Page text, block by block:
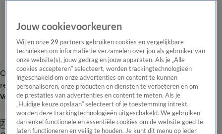
Overzicht Laatste nieuws Regionieuws Het beste van Hart
Tip de
redactie
Volg Hart van Nederland
Zoeken
Jouw cookievoorkeuren
Wij en onze29 partners gebruiken cookies en vergelijkbare
technieken om informatie te verzamelen over jou als gebruiker van
onze website(s), jouw gedrag en jouw apparaten. Als je „Alle
cookies accepteren” selecteert, worden trackingtechnologieën
ingeschakeld om onze advertenties en content te kunnen
personaliseren, onze producten en diensten te verbeteren en om
de prestaties van advertenties en content te meten. Als je
„Huidige keuze opslaan” selecteert of je toestemming intrekt,
worden deze trackingtechnologieën uitgeschakeld. We gebruiken
dan enkel functionele en essentiële cookies om de website goed te
laten functioneren en veilig te houden. Je kunt dit menu op ieder